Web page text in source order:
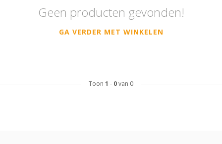
Geen producten gevonden!
GA VERDER MET WINKELEN
Toon 1 - 0van 0